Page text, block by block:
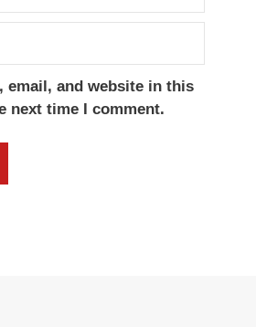
email, and website in this
next time I comment.